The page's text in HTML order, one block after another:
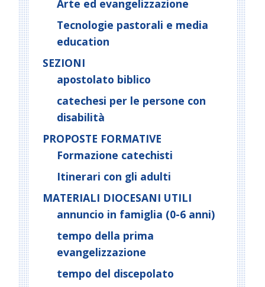
Arte ed evangelizzazione
Tecnologie pastorali e media
education
SEZIONI
apostolato biblico
catechesi per le persone con
disabilità
PROPOSTE FORMATIVE
Formazione catechisti
Itinerari con gli adulti
MATERIALI DIOCESANI UTILI
annuncio in famiglia (0-6 anni)
tempo della prima
evangelizzazione
tempo del discepolato